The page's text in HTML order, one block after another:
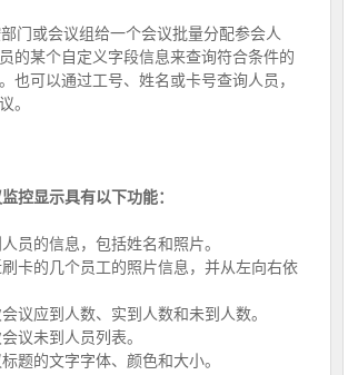
门或会议组给一个会议批量分配参会人
的某个自定义字段信息来查询符合条件的
也可以通过工号、姓名或卡号查询人员，
。
控显示具有以下功能：
员的信息，包括姓名和照片。
卡的几个员工的照片信息，并从左向右依
议应到人数、实到人数和未到人数。
议未到人员列表。
题的文字字体、颜色和大小。